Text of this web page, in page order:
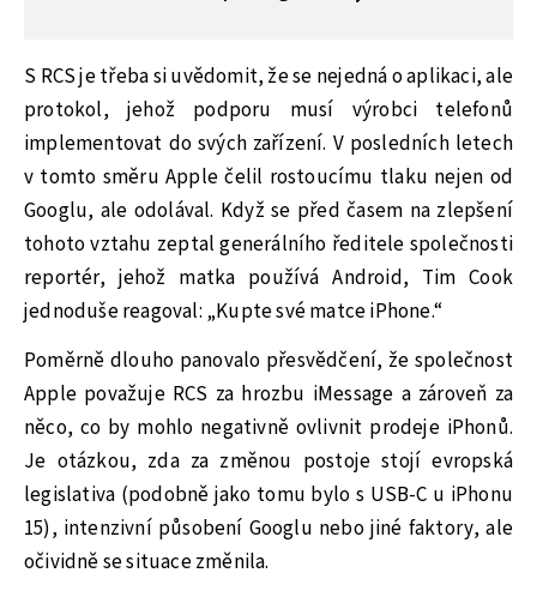
S RCS je třeba si uvědomit, že se nejedná o aplikaci, ale
protokol, jehož podporu musí výrobci telefonů
implementovat do svých zařízení. V posledních letech
v tomto směru Apple čelil rostoucímu tlaku nejen od
Googlu, ale odolával. Když se před časem na zlepšení
tohoto vztahu zeptal generálního ředitele společnosti
reportér, jehož matka používá Android, Tim Cook
jednoduše reagoval: „Kupte své matce iPhone.“
Poměrně dlouho panovalo přesvědčení, že společnost
Apple považuje RCS za hrozbu iMessage a zároveň za
něco, co by mohlo negativně ovlivnit prodeje iPhonů.
Je otázkou, zda za změnou postoje stojí evropská
legislativa (podobně jako tomu bylo s USB-C u iPhonu
15), intenzivní působení Googlu nebo jiné faktory, ale
očividně se situace změnila.